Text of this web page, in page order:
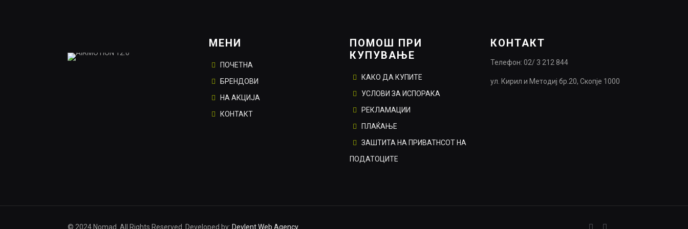
МЕНИ
ПОЧЕТНА
БРЕНДОВИ
НА АКЦИЈА
КОНТАКТ
ПОМОШ ПРИ
КУПУВАЊЕ
КАКО ДА КУПИТЕ
УСЛОВИ ЗА ИСПОРАКА
РЕКЛАМАЦИИ
ПЛАЌАЊЕ
ЗАШТИТА НА ПРИВАТНСОТ НА
ПОДАТОЦИТЕ
КОНТАКТ
Телефон: 02/ 3 212 844
ул. Кирил и Методиј бр.20, Скопје 1000
© 2024 Nomad. All Rights Reserved. Developed by: Devlent Web Agency